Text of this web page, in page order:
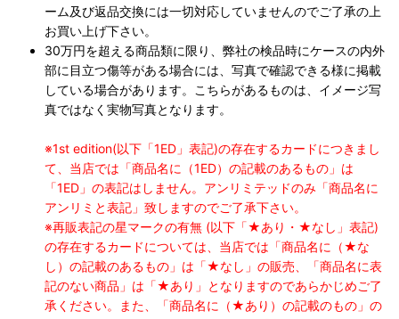
ーム及び返品交換には一切対応していませんのでご了承の上
お買い上げ下さい。
30万円を超える商品類に限り、弊社の検品時にケースの内外
部に目立つ傷等がある場合には、写真で確認できる様に掲載
している場合があります。こちらがあるものは、イメージ写
真ではなく実物写真となります。
※1st edition(以下「1ED」表記)の存在するカードにつきまし
て、当店では「商品名に（1ED）の記載のあるもの」は
「1ED」の表記はしません。アンリミテッドのみ「商品名に
アンリミと表記」致しますのでご了承下さい。
※再販表記の星マークの有無 (以下「★あり・★なし」表記)
の存在するカードについては、当店では「商品名に（★な
し）の記載のあるもの」は「★なし」の販売、「商品名に表
記のない商品」は「★あり」となりますのであらかじめご了
承ください。また、「商品名に（★あり）の記載のもの」の